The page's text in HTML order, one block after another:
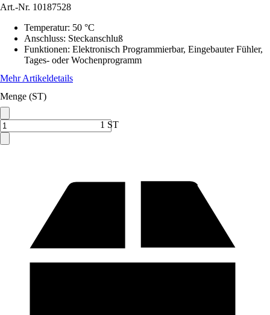
Art.-Nr. 10187528
Temperatur: 50 °C
Anschluss: Steckanschluß
Funktionen: Elektronisch Programmierbar, Eingebauter Fühler,
Tages- oder Wochenprogramm
Mehr Artikeldetails
Menge (ST)
1 ST